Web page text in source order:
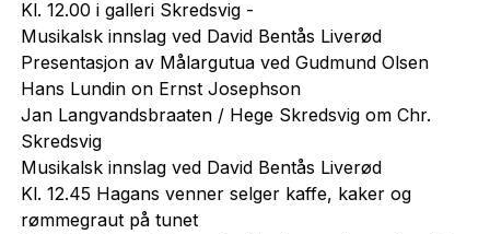
Kl. 12.00 i galleri Skredsvig -
Musikalsk innslag ved David Bentås Liverød
Presentasjon av Målargutua ved Gudmund Olsen
Hans Lundin on Ernst Josephson
Jan Langvandsbraaten / Hege Skredsvig om Chr.
Skredsvig
Musikalsk innslag ved David Bentås Liverød
Kl. 12.45 Hagans venner selger kaffe, kaker og
rømmegraut på tunet